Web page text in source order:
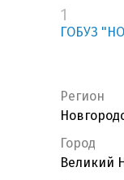
1
ГОБУЗ
Регион
Город
Великий